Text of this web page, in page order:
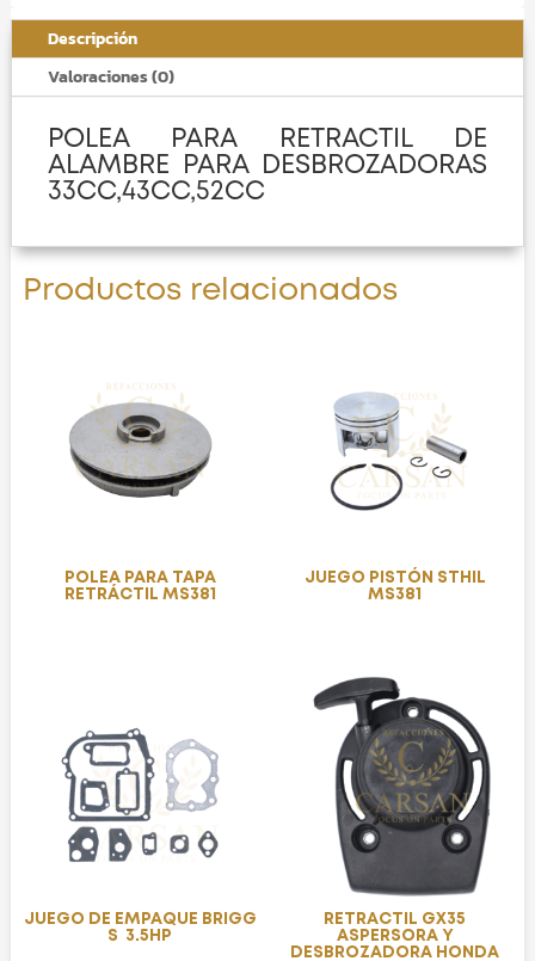
DESBROZADORAS
33CC,43CC,52CC
cantidad
Descripción
Valoraciones (0)
POLEA PARA RETRACTIL DE
ALAMBRE PARA DESBROZADORAS
33CC,43CC,52CC
Productos relacionados
POLEA PARA TAPA
RETRÁCTIL MS381
JUEGO PISTÓN STHIL
MS381
JUEGO DE EMPAQUE BRIGG
S 3.5HP
RETRACTIL GX35
ASPERSORA Y
DESBROZADORA HONDA